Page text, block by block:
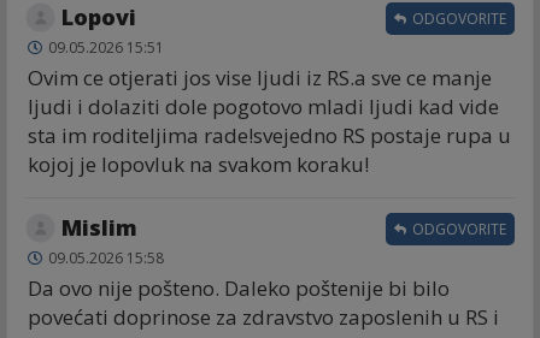
Lopovi
09.05.2026 15:51
Ovim ce otjerati jos vise ljudi iz RS.a sve ce manje
ljudi i dolaziti dole pogotovo mladi ljudi kad vide
sta im roditeljima rade!svejedno RS postaje rupa u
kojoj je lopovluk na svakom koraku!
ODGOVORITE
Mislim
09.05.2026 15:58
Da ovo nije pošteno. Daleko poštenije bi bilo
povećati doprinose za zdravstvo zaposlenih u RS i
ODGOVORITE